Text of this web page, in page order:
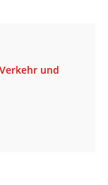
und